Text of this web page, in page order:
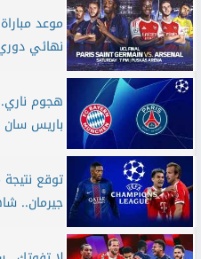
موعد
نهائي
هجوم
باريس
توقع
جيرمان..